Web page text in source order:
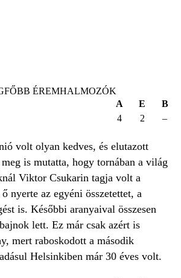
ÉREMHALMOZÓK
A
E
B
4 2 –
volt olyan kedves, és elutazott
is mutatta, hogy tornában a világ
Viktor Csukarin tagja volt a
nyerte az egyéni összetettet, a
is. Későbbi aranyaival összesen
lett. Ez már csak azért is
mert raboskodott a második
Helsinkiben már 30 éves volt.